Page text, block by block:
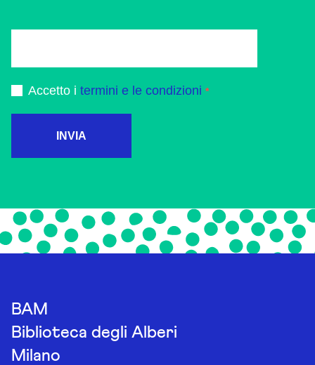
Accetto i termini e le condizioni
INVIA
BAM
Biblioteca degli Alberi
Milano